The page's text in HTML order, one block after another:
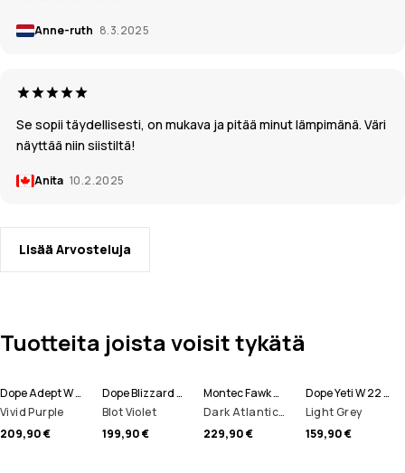
Anne-ruth 8.3.2025
Se sopii täydellisesti, on mukava ja pitää minut lämpimänä. Väri
näyttää niin siistiltä!
Anita 10.2.2025
Lisää Arvosteluja
Tuotteita joista voisit tykätä
Dope Adept W Lumilautailutakki Naiset
Vivid Purple
209,90 €
Dope Blizzard W Full Zip Lumilautailutakki Naiset
Blot Violet
199,90 €
Montec Fawk W Lumilautailuhousut Naiset
Dark Atlantic/Pink
229,90 €
Dope Yeti W 22 Lumilautailutakki Naiset
Light Grey
159,90 €